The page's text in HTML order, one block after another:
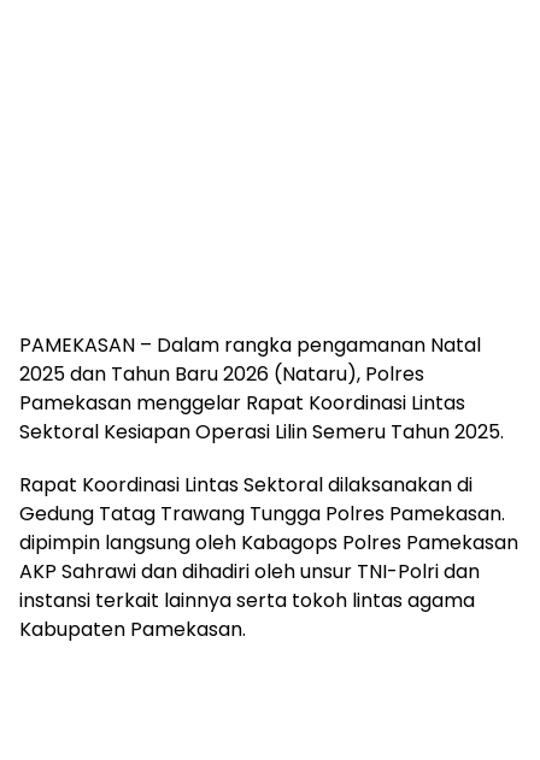
PAMEKASAN – Dalam rangka pengamanan Natal
2025 dan Tahun Baru 2026 (Nataru), Polres
Pamekasan menggelar Rapat Koordinasi Lintas
Sektoral Kesiapan Operasi Lilin Semeru Tahun 2025.
Rapat Koordinasi Lintas Sektoral dilaksanakan di
Gedung Tatag Trawang Tungga Polres Pamekasan.
dipimpin langsung oleh Kabagops Polres Pamekasan
AKP Sahrawi dan dihadiri oleh unsur TNI-Polri dan
instansi terkait lainnya serta tokoh lintas agama
Kabupaten Pamekasan.